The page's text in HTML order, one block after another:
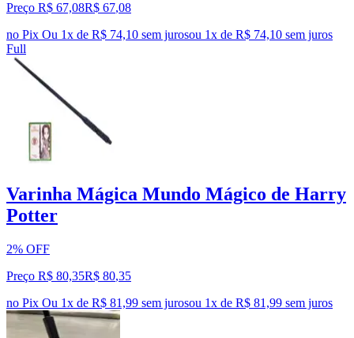
Preço R$ 67,08R$ 67,08
no Pix Ou 1x de R$ 74,10 sem jurosou 1x de R$ 74,10 sem juros
Full
Varinha Mágica Mundo Mágico de Harry
Potter
2% OFF
Preço R$ 80,35R$ 80,35
no Pix Ou 1x de R$ 81,99 sem jurosou 1x de R$ 81,99 sem juros